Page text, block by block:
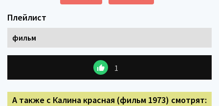
Плейлист
фильм
1
А также с Калина красная (фильм 1973) смотрят: